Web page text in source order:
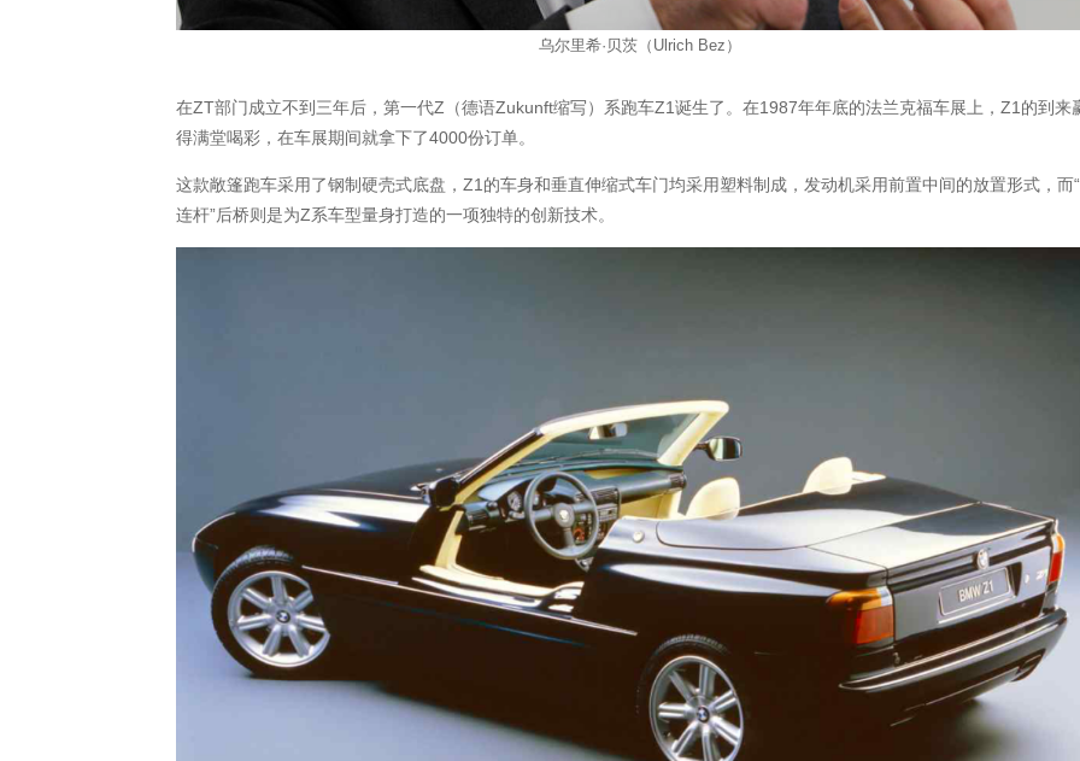
乌尔里希·贝茨（Ulrich Bez）
在ZT部门成立不到三年后，第一代Z（德语Zukunft缩写）系跑车Z1诞生了。在1987年年底的法兰克福车展上，Z1的到来
得满堂喝彩，在车展期间就拿下了4000份订单。
这款敞篷跑车采用了钢制硬壳式底盘，Z1的车身和垂直伸缩式车门均采用塑料制成，发动机采用前置中间的放置形式，而
连杆”后桥则是为Z系车型量身打造的一项独特的创新技术。